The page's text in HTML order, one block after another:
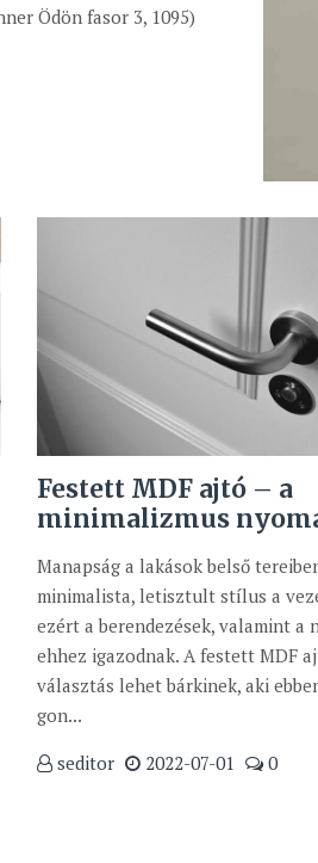
Ödön fasor 3, 1095)
Festett MDF ajtó – a
minimalizmus
Manapság a lakások belső
minimalista, letisztult stílus a
ezért a berendezések, valamint a
ehhez igazodnak. A festett MDF
választás lehet bárkinek, aki
gon...
seditor
2022-07-01 0